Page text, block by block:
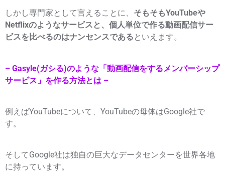
しかし専門家として言えることに、 そもそもYouTubeや
Netflixのようなサービスと、個人単位で作る動画配信サー
ビスを比べるのはナンセンスである といえます。
– Gasyle(ガシる)のような「動画配信をするメンバーシップ
サービス」を作る方法とは –
例えばYouTubeについて、YouTubeの母体はGoogle社で
す。
そしてGoogle社は独自の巨大なデータセンターを世界各地
に持っています。